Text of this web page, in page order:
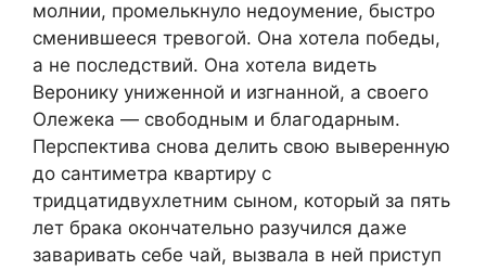
молнии, промелькнуло недоумение, быстро
сменившееся тревогой. Она хотела победы,
а не последствий. Она хотела видеть
Веронику униженной и изгнанной, а своего
Олежека — свободным и благодарным.
Перспектива снова делить свою выверенную
до сантиметра квартиру с
тридцатидвухлетним сыном, который за пять
лет брака окончательно разучился даже
заваривать себе чай, вызвала в ней приступ